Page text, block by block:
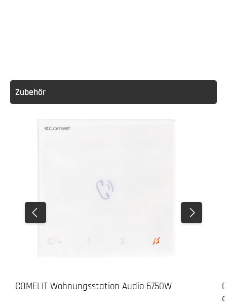
Zubehör
COMELIT Wohnungsstation Audio 6750W